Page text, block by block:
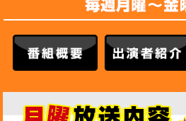
番組概要